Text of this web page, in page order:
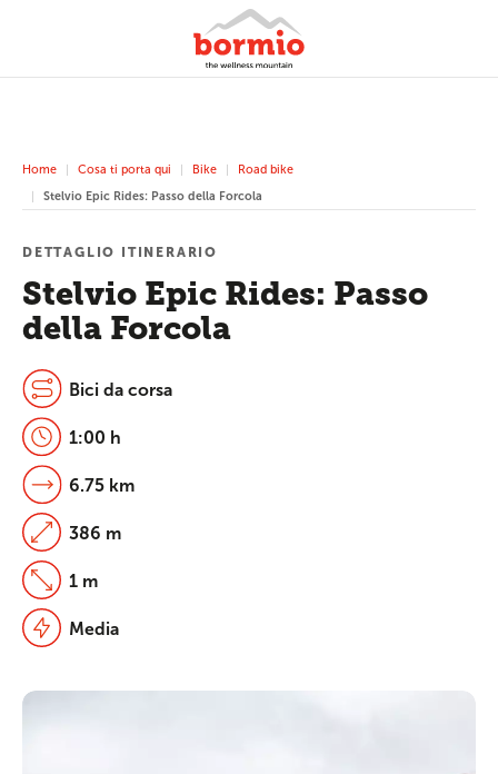
Home Cosa ti porta qui Bike
Road bike
Stelvio Epic Rides: Passo della Forcola
Stelvio Epic Rides: Passo
della Forcola
DETTAGLIO ITINERARIO
Bici da corsa
1:00 h
6.75 km
386 m
1 m
Media